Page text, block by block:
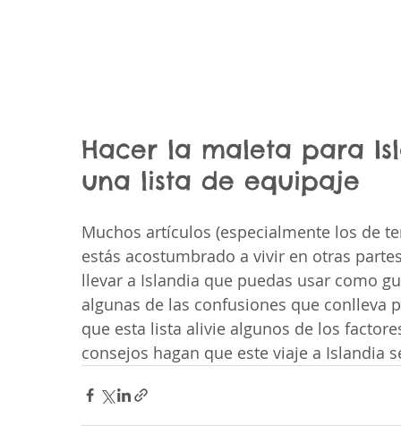
Hacer la maleta para
una lista de equipaje
Muchos artículos (especialmente los de
estás acostumbrado a vivir en otras
llevar a Islandia que puedas usar como
algunas de las confusiones que conlleva
que esta lista alivie algunos de los
consejos hagan que este viaje a Islandia